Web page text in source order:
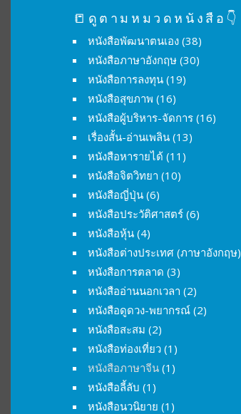
📒ดูตามหมวดหนังสือ👇
หนังสือพัฒนาตนเอง (38)
หนังสือภาษาอังกฤษ (30)
หนังสือการลงทุน (19)
หนังสือสุขภาพ (16)
หนังสือผู้บริหาร-จัดการ (16)
เรื่องสั้น-อ่านเพลิน (13)
หนังสือหารายได้ (11)
หนังสือจิตวิทยา (10)
หนังสือญี่ปุ่น (6)
หนังสือประวัติศาสตร์ (6)
หนังสือหุ้น (4)
หนังสือต่างประเทศ (ภาษาอังกฤษ)
หนังสือการตลาด (3)
หนังสืออ่านนอกเวลา (2)
หนังสือดูดวง-พยากรณ์ (2)
หนังสือสะสม (2)
หนังสือท่องเที่ยว (1)
หนังสือภาษาจีน (1)
หนังสือลี้ลับ (1)
หนังสือนวนิยาย (1)